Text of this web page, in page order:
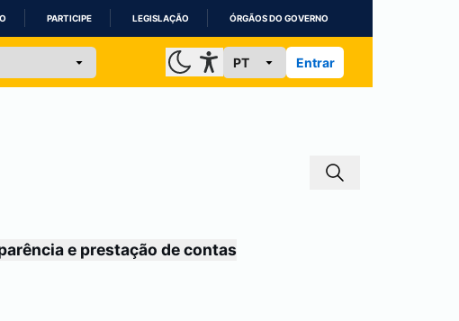
PARTICIPE LEGISLAÇÃO ÓRGÃOS DO GOVERNO
Entrar
e prestação de contas